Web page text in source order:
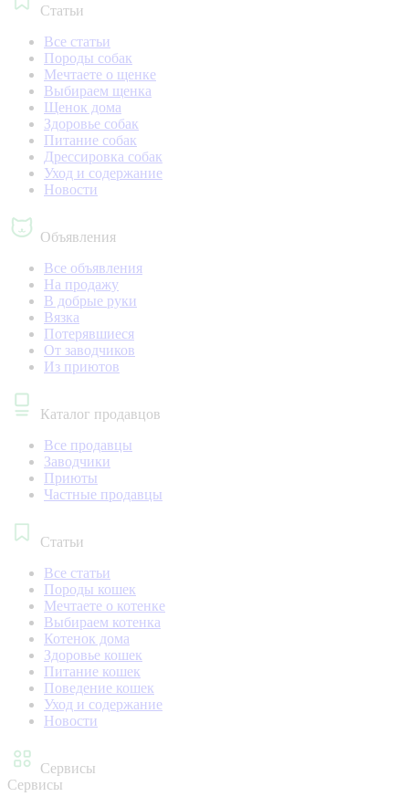
Статьи
Все статьи
Породы собак
Мечтаете о щенке
Выбираем щенка
Щенок дома
Здоровье собак
Питание собак
Дрессировка собак
Уход и содержание
Новости
Объявления
Все объявления
На продажу
В добрые руки
Вязка
Потерявшиеся
От заводчиков
Из приютов
Каталог продавцов
Все продавцы
Заводчики
Приюты
Частные продавцы
Статьи
Все статьи
Породы кошек
Мечтаете о котенке
Выбираем котенка
Котенок дома
Здоровье кошек
Питание кошек
Поведение кошек
Уход и содержание
Новости
Сервисы
Сервисы